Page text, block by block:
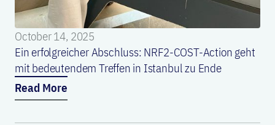
October 14, 2025
Ein erfolgreicher Abschluss: NRF2-COST-Action geht
mit bedeutendem Treffen in Istanbul zu Ende
Read More